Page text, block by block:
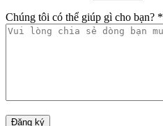
Chúng tôi có thể giúp gì cho bạn? *